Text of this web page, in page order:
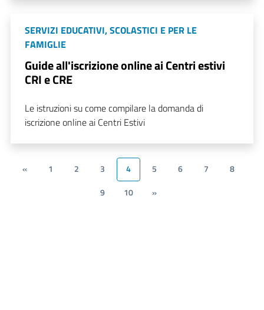
SERVIZI EDUCATIVI, SCOLASTICI E PER LE
FAMIGLIE
Guide all'iscrizione online ai Centri estivi
CRI e CRE
Le istruzioni su come compilare la domanda di
iscrizione online ai Centri Estivi
« 1 2 3 4 5 6 7
8
9
10 »